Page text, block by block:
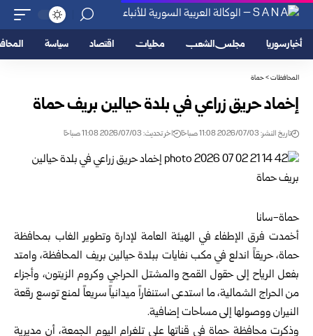
أخبار سوريا مجلس الشعب محليات اقتصاد سياسة
المحافظات>حماة
إخماد حريق زراعي في بلدة حيالين بريف حماة ‏
تاريخ النشر: 2026/07/03 11:08 صباحًا اخر تحديث: 2026/07/03 11:08 صباحًا
حماة-سانا‏
أخمدت فرق الإطفاء في الهيئة العامة لإدارة وتطوير الغاب بمحافظة
حماة، حريقاً اندلع في مكب ‏نفايات ببلدة حيالين بريف المحافظة، وامتد
بفعل الرياح إلى حقول القمح والمشتل الحراجي ‏وكروم الزيتون، وأجزاء
من الحراج الشمالية، ما استدعى استنفاراً ميدانياً سريعاً لمنع توسع ‏رقعة
النيران ووصولها إلى مساحات إضافية.‏
وذكرت محافظة حماة في قناتها على تلغرام اليوم الجمعة، أن مديرية